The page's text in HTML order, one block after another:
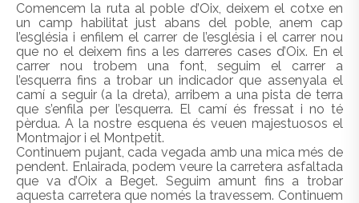
Comencem la ruta al poble d’Oix, deixem el cotxe en
un camp habilitat just abans del poble, anem cap
l’església i enfilem el carrer de l’església i el carrer nou
que no el deixem fins a les darreres cases d’Oix. En el
carrer nou trobem una font, seguim el carrer a
l’esquerra fins a trobar un indicador que assenyala el
camí a seguir (a la dreta), arribem a una pista de terra
que s’enfila per l’esquerra. El camí és fressat i no té
pèrdua. A la nostre esquena és veuen majestuosos el
Montmajor i el Montpetit.
Continuem pujant, cada vegada amb una mica més de
pendent. Enlairada, podem veure la carretera asfaltada
que va d’Oix a Beget. Seguim amunt fins a trobar
aquesta carretera que només la travessem. Continuem